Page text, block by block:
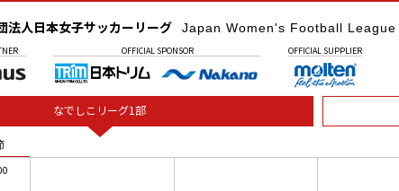
法人日本女子サッカーリーグ Japan Women's Football League
OFFICIAL SPONSOR OFFICIAL SUPPLIER
なでしこリーグ1部